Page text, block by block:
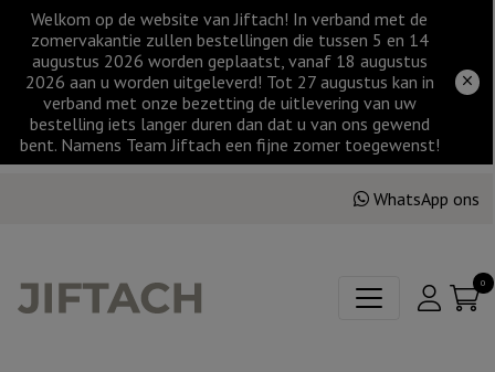
Welkom op de website van Jiftach! In verband met de
zomervakantie zullen bestellingen die tussen 5 en 14
augustus 2026 worden geplaatst, vanaf 18 augustus
2026 aan u worden uitgeleverd! Tot 27 augustus kan in
verband met onze bezetting de uitlevering van uw
bestelling iets langer duren dan dat u van ons gewend
bent. Namens Team Jiftach een fijne zomer toegewenst!
WhatsApp ons
0